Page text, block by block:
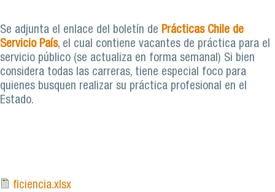
Se adjunta el enlace del boletín de Prácticas Chile de
Servicio País, el cual contiene vacantes de práctica para el
servicio público (se actualiza en forma semanal) Si bien
considera todas las carreras, tiene especial foco para
quienes busquen realizar su práctica profesional en el
Estado.
ficiencia.xlsx